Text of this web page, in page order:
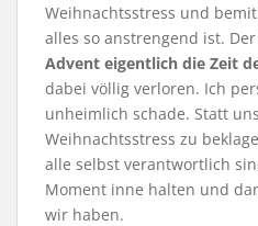
Weihnachtsstress und
alles so anstrengend ist.
Advent eigentlich die Zeit
dabei völlig verloren. Ich
unheimlich schade. Statt
Weihnachtsstress zu
alle selbst verantwortlich
Moment inne halten und
wir haben.